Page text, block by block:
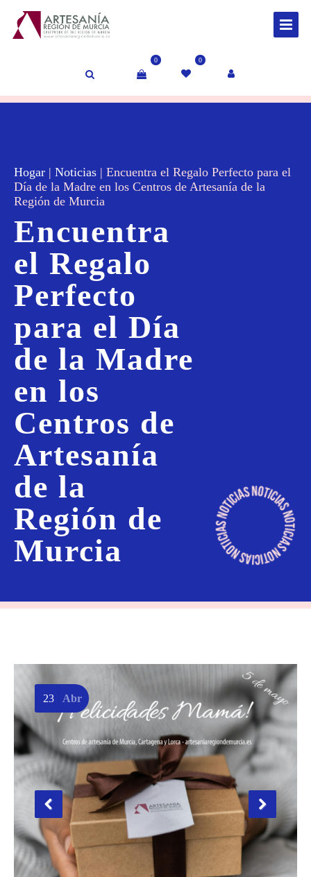
0 0
Hogar | Noticias | Encuentra el Regalo Perfecto para el
Día de la Madre en los Centros de Artesanía de la
Región de Murcia
Encuentra
el Regalo
Perfecto
para el Día
de la Madre
en los
Centros de
Artesanía
de la
Región de
Murcia
23 Abr